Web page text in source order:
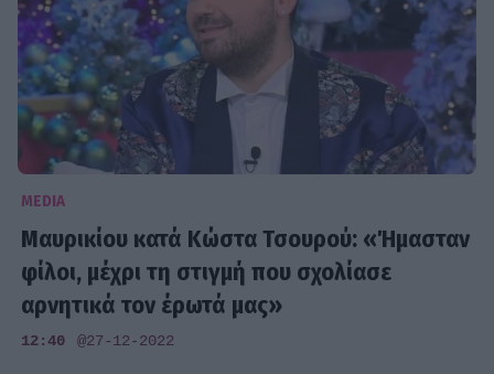
MEDIA
Μαυρικίου κατά Κώστα Τσουρού: «Ήμασταν
φίλοι, μέχρι τη στιγμή που σχολίασε
αρνητικά τον έρωτά μας»
12:40 @27-12-2022